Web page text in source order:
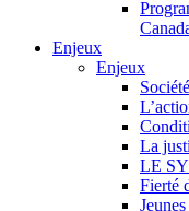
Enjeux
Enjeux
La
LE
Fierté